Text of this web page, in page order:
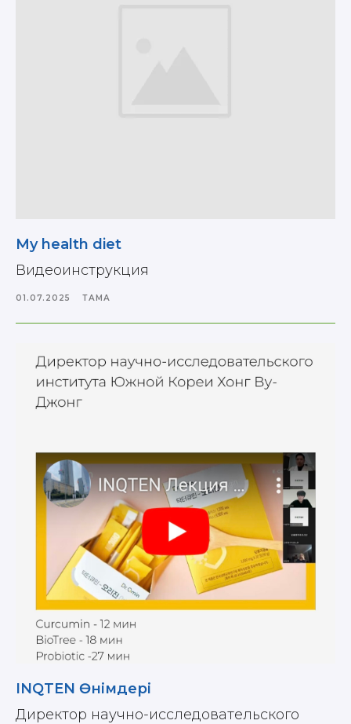
My health diet
Видеоинструкция
01.07.2025 ТАМАҚ
INQTEN Өнімдері
Директор научно-исследовательского